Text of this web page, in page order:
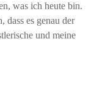
was ich heute bin.
dass es genau der
und meine